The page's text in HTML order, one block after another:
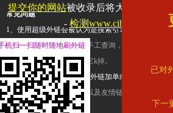
常见问题
1、使用超级外链会被认为是搜索引擎优化作弊吗？
查询工具，模拟的是正常手工查询，不是作弊。如
推广竞争对手的网址，让它k掉。
2、网站优化单纯依靠超级外链加单向链接可行吗？
链，需要结合普通的外链以及友情链接，您可以到
台交换友情链接。
提交你的网站被收录后将大幅提升流量
- 检测www.cihai123.com
已对
下一
机扫一扫随时随地刷外链